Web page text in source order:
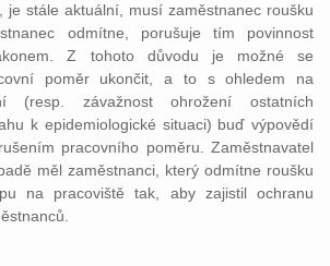
je stále aktuální, musí zaměstnanec roušku
odmítne, porušuje tím povinnost
Z tohoto důvodu je možné se
poměr ukončit, a to s ohledem na
(resp. závažnost ohrožení ostatních
k epidemiologické situaci) buď výpovědí
pracovního poměru. Zaměstnavatel
měl zaměstnanci, který odmítne roušku
na pracoviště tak, aby zajistil ochranu